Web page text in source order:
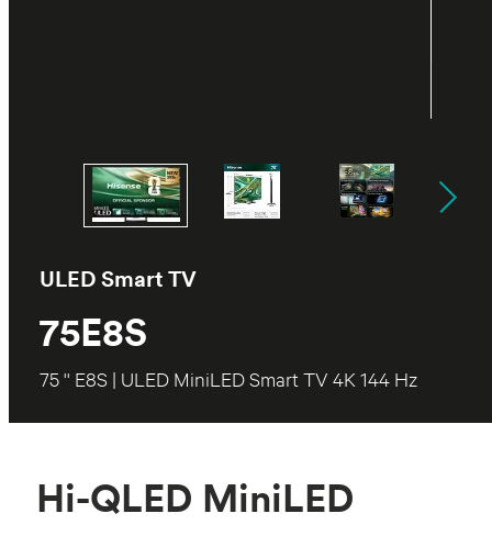
ULED Smart TV
75E8S
75 '' E8S | ULED MiniLED Smart TV 4K 144 Hz
Hi-QLED MiniLED